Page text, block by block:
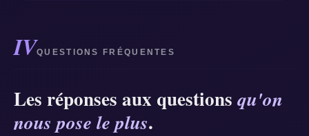
IVQUESTIONS FRÉQUENTES
Les réponses aux questions qu'on
nous pose le plus.